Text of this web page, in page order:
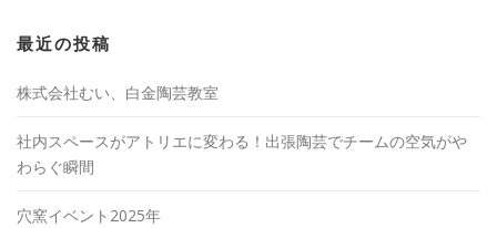
最近の投稿
株式会社むい、白金陶芸教室
社内スペースがアトリエに変わる！出張陶芸でチームの空気がや
わらぐ瞬間
穴窯イベント2025年